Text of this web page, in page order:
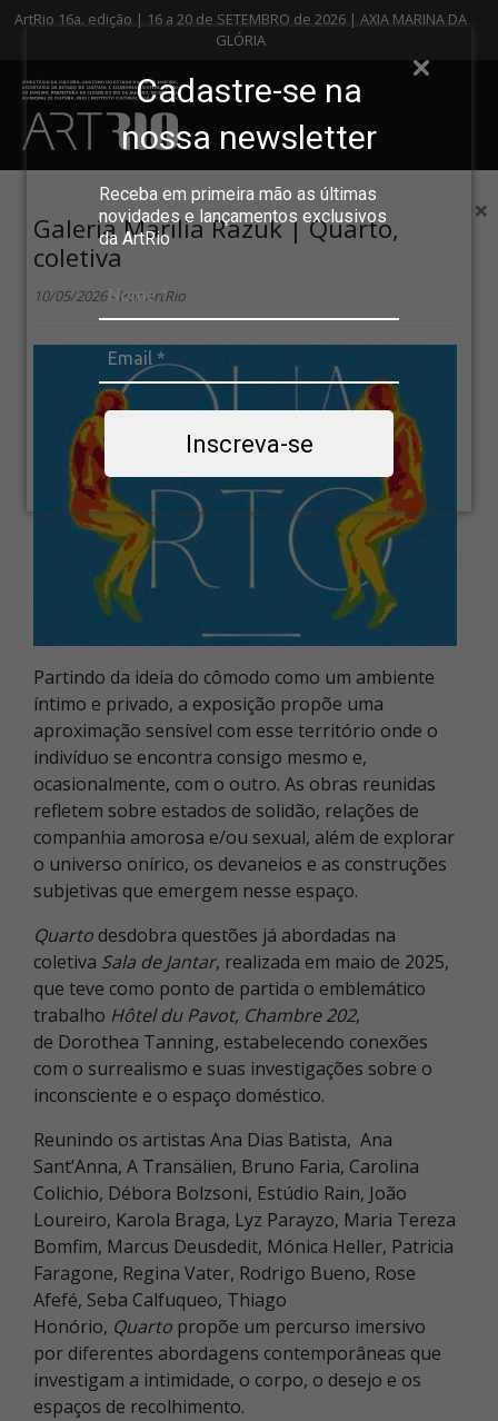
Cadastre-se na
nossa newsletter
Receba em primeira mão as últimas
novidades e lançamentos exclusivos
da ArtRio
Inscreva-se
ArtRio 16a. edição | 16 a 20 de SETEMBRO de 2026 | AXIA MARINA DA
GLÓRIA
×
Galeria Marilia Razuk | Quarto,
coletiva
10/05/2026 - Por ArtRio
Partindo da ideia do cômodo como um ambiente
íntimo e privado, a exposição propõe uma
aproximação sensível com esse território onde o
indivíduo se encontra consigo mesmo e,
ocasionalmente, com o outro. As obras reunidas
refletem sobre estados de solidão, relações de
companhia amorosa e/ou sexual, além de explorar
o universo onírico, os devaneios e as construções
subjetivas que emergem nesse espaço.
Quarto desdobra questões já abordadas na
coletiva Sala de Jantar, realizada em maio de 2025,
que teve como ponto de partida o emblemático
trabalho Hôtel du Pavot, Chambre 202,
de Dorothea Tanning, estabelecendo conexões
com o surrealismo e suas investigações sobre o
inconsciente e o espaço doméstico.
Reunindo os artistas Ana Dias Batista, Ana
Sant’Anna, A Transälien, Bruno Faria, Carolina
Colichio, Débora Bolzsoni, Estúdio Rain, João
Loureiro, Karola Braga, Lyz Parayzo, Maria Tereza
Bomfim, Marcus Deusdedit, Mónica Heller, Patricia
Faragone, Regina Vater, Rodrigo Bueno, Rose
Afefé, Seba Calfuqueo, Thiago
Honório, Quarto propõe um percurso imersivo
por diferentes abordagens contemporâneas que
investigam a intimidade, o corpo, o desejo e os
espaços de recolhimento.